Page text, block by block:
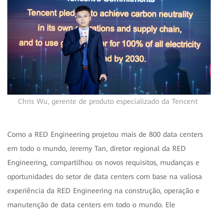
Chris Wu, gerente de produto especializado da Tencent
Como a RED Engineering projetou mais de 800 data centers
em todo o mundo, Jeremy Tan, diretor regional da RED
Engineering, compartilhou os novos requisitos, mudanças e
oportunidades do setor de data centers com base na valiosa
experiência da RED Engineering na construção, operação e
manutenção de data centers em todo o mundo. Ele